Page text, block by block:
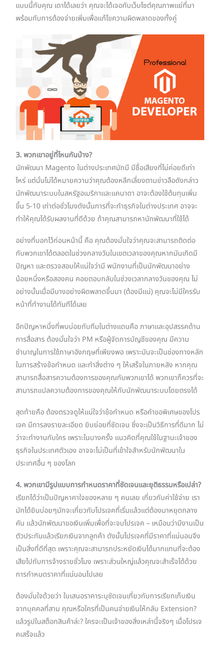
แบบนี้กับคุณ เดาได้เลยว่า คุณจะได้เจอกับเว็บไซต์คุณภาพแย่ที่มา
พร้อมกับการต้องจ่ายเพิ่มเพื่อแก้ไขความผิดพลาดของทั้งคู่
3. พวกเขาอยู่ที่ไหนกันบ้าง?
นักพัฒนา Magento ในต่างประเทศมักมี มีชื่อเสียงที่ไม่ค่อยดีเท่า
ไหร่ แต่นั่นไม่ได้หมายความว่าคุณต้องหลีกเลี่ยงตามข่าวลือดังกล่าว
นักพัฒนาระบบในสหรัฐอเมริกาและแคนาดา อาจะต้องใช้ต้นทุนเพิ่ม
ขึ้น 5-10 เท่าต่อชั่วโมงดังนั้นการที่จะทำธุรกิจในต่างประเทศ อาจจะ
ทำให้คุณได้รับผลงานที่ดีด้วย ถ้าคุณสามารถหานักพัฒนาที่ใช้ได้
อย่างที่บอกไว้ก่อนหน้านี้ คือ คุณต้องมั่นใจว่าคุณจะสามารถติดต่อ
กับพวกเขาได้ตลอดในช่วงกลางวันในเขตเวลาของคุณหากมันเกิดมี
ปัญหา และตรวจสอบให้แน่ใจว่ามี พนักงานที่เป็นนักพัฒนาอย่าง
น้อยหนึ่งหรือสองคน คอยตอบกลับในช่วงเวลากลางวันของคุณ ไม่
อย่างนั้นเมื่อมีบางอย่างผิดพลาดขึ้นมา (ต้องมีแน่) คุณจะไม่มีใครรับ
หน้าที่ทำงานได้ทันทีได้เลย
อีกปัญหาหนึ่งที่พบบ่อยกับทีมในต่างแดนคือ ภาษาและอุปสรรคด้าน
การสื่อสาร ต้องมั่นใจว่า PM หรือผู้จัดการบัญชีของคุณ มีความ
ชำนาญในการใช้ภาษาอังกฤษที่เพียงพอ เพราะมันจะเป็นช่องทางหลัก
ในการสร้างข้อกำหนด และทำสิ่งต่าง ๆ ให้เสร็จในภายหลัง หากคุณ
สามารถสื่อสารความต้องการของคุณกับพวกเขาได้ พวกเขาก็ควรที่จะ
สามารถแปลความต้องการของคุณให้กับนักพัฒนาระบบโดยตรงได้
สุดท้ายคือ ต้องตรวจดูให้แน่ใจว่าข้อกำหนด หรือคำขอพิเศษของโปร
เจค มีการลงรายละเอียด ยิบย่อยที่ชัดเจน ซึ่งจะเป็นวิธีการที่ดีมาก ไม่
ว่าจะทำงานกับใคร เพราะในบางครั้ง แนวคิดที่คุณใช้ในฐานะเจ้าของ
ธุรกิจในประเทศตัวเอง อาจจะไม่เป็นที่เข้าใจสำหรับนักพัฒนาใน
ประเทศอื่น ๆ ของโลก
4. พวกเขามีรูปแบบการกำหนดราคาที่ชัดเจนและยุติธรรมหรือเปล่า?
เรียกได้ว่าเป็นปัญหาคาใจของหลาย ๆ คนเลย เกี่ยวกับค่าใช้จ่าย เรา
มักได้ยินบ่อยๆมักจะเกี่ยวกับโปรเจคที่เริ่มแล้วแต่ต้องมาหยุดกลาง
คัน แล้วนักพัฒนาขอเงินเพิ่มเพื่อที่จะจบโปรเจค – เหมือนว่ามีงานเป็น
ตัวประกันแล้วเรียกเงินจากลูกค้า ดังนั้นโปรเจคที่มีราคาที่แน่นอนจึง
เป็นสิ่งที่ดีที่สุด เพราะคุณจะสามารถประหยัดเงินได้มากแทนที่จะต้อง
เสียไปกับการจ้างรายชั่วโมง เพราะส่วนใหญ่แล้วคุณจะสำเร็จได้ด้วย
การกำหนดราคาที่แน่นอนไปเลย
ต้องมั่นใจด้วยว่า ใบเสนอราคาระบุชัดเจนเกี่ยวกับการเรียกเก็บเงิน
จากบุคคลที่สาม คุณหรือใครที่เป็นคนจ่ายเงินให้กลับ Extension?
แล้วรูปในสต็อกสินค้าล่ะ? ใครจะเป็นเจ้าของสิ่งเหล่านี้จริงๆ เมื่อโปรเจ
คเสร็จแล้ว